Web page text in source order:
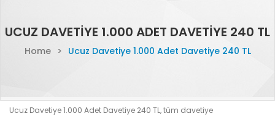
UCUZ DAVETIYE 1.000 ADET DAVETIYE 240 TL
Home > Ucuz Davetiye 1.000 Adet Davetiye 240 TL
Ucuz Davetiye 1.000 Adet Davetiye 240 TL, tüm davetiye